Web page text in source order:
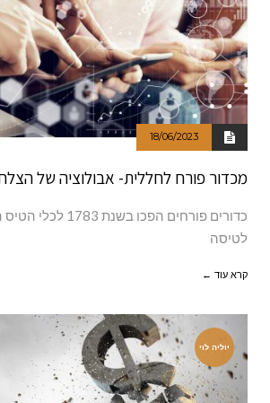
18/06/2023
מכדור פורח לחללית- אבולוציה של
כדורים פורחים הפכו
לטיסה
קרא עוד ←
יוליה לוי